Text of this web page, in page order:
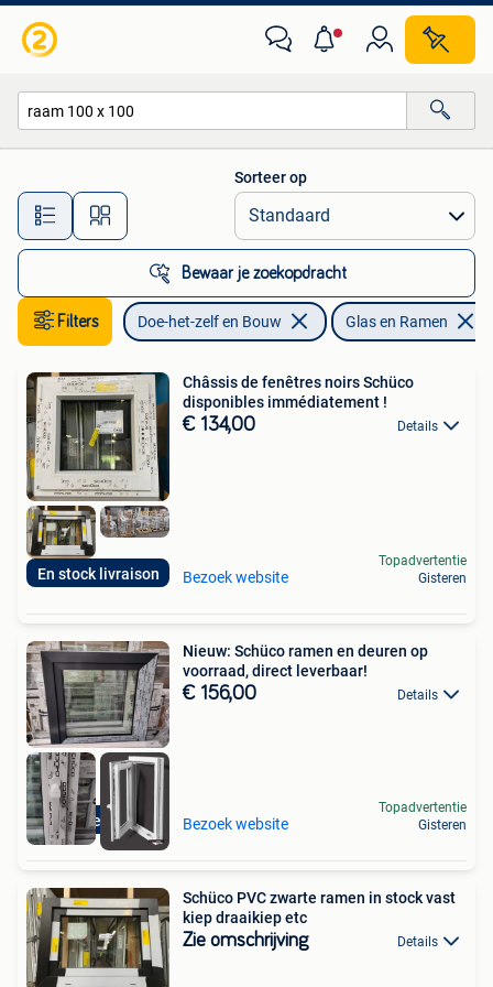
Alle afstanden…
Sorteer op
Bewaar je zoekopdracht
Filters Doe-het-zelf en Bouw Glas en Ramen
En stock livraison
Châssis de fenêtres noirs Schüco
disponibles immédiatement !
€ 134,00 Details
Bezoek website
Topadvertentie
Gisteren
Snel Geleverd!
Nieuw: Schüco ramen en deuren op
voorraad, direct leverbaar!
€ 156,00 Details
Bezoek website
Topadvertentie
Gisteren
Schüco PVC zwarte ramen in stock vast
kiep draaikiep etc
Zie omschrijving Details